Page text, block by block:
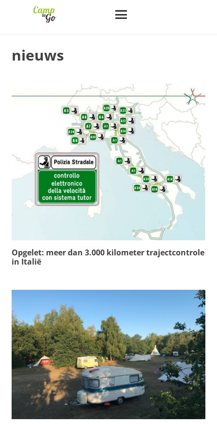
nieuws
Opgelet: meer dan 3.000 kilometer trajectcontrole
in Italië